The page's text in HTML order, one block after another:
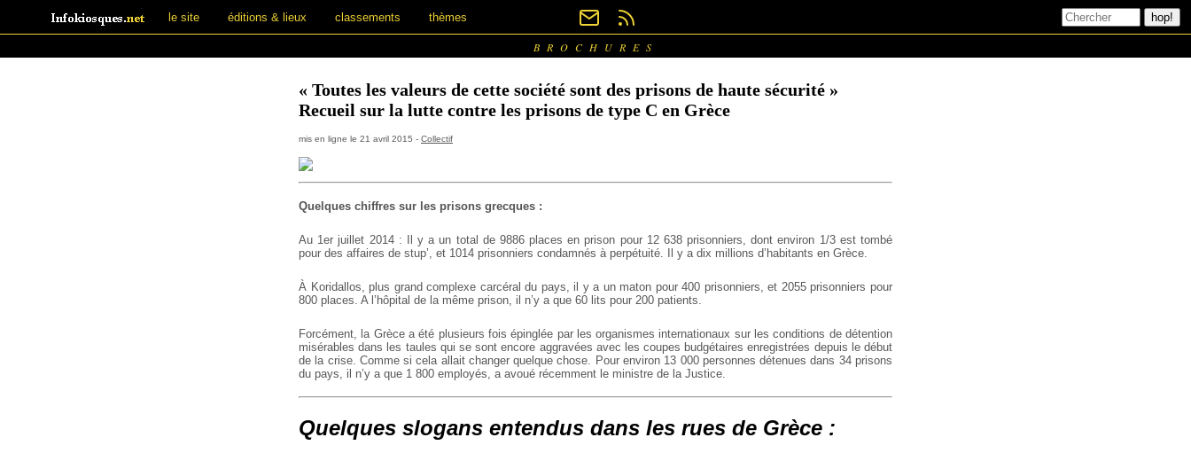
le site éditions & lieux classements thèmes
BROCHURES
« Toutes les valeurs de cette société sont des prisons de haute sécurité »
Recueil sur la lutte contre les prisons de type C en Grèce
mis en ligne le 21 avril 2015 - Collectif
Quelques chiffres sur les prisons grecques :
Au 1er juillet 2014 : Il y a un total de 9886 places en prison pour 12 638 prisonniers, dont environ 1/3 est tombé
pour des affaires de stup’, et 1014 prisonniers condamnés à perpétuité. Il y a dix millions d’habitants en Grèce.
À Koridallos, plus grand complexe carcéral du pays, il y a un maton pour 400 prisonniers, et 2055 prisonniers pour
800 places. A l’hôpital de la même prison, il n’y a que 60 lits pour 200 patients.
Forcément, la Grèce a été plusieurs fois épinglée par les organismes internationaux sur les conditions de détention
misérables dans les taules qui se sont encore aggravées avec les coupes budgétaires enregistrées depuis le début
de la crise. Comme si cela allait changer quelque chose. Pour environ 13 000 personnes détenues dans 34 prisons
du pays, il n’y a que 1 800 employés, a avoué récemment le ministre de la Justice.
Quelques slogans entendus dans les rues de Grèce :